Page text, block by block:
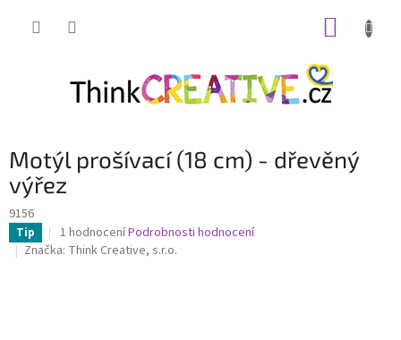
Motýl prošívací (18 cm) - dřevěný
výřez
9156
Tip
Průměrné
hodnocení
1 hodnoceníPodrobnosti hodnocení
Značka: Think Creative, s.r.o.